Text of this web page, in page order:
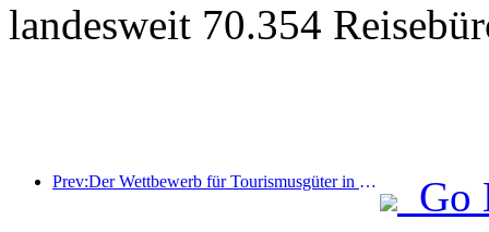
landesweit 70.354
Prev:Der Wettbewerb für Tourismusgüter in China wurde erfolgreich in Xiangtan, Hunan, abgehalten.
Go